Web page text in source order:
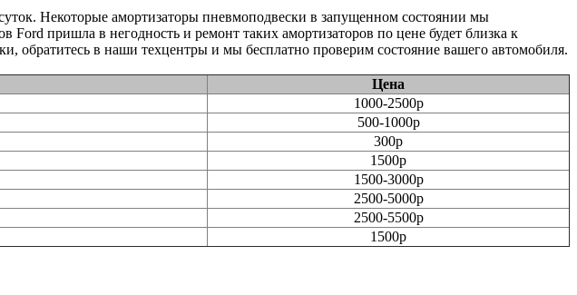
Некоторые амортизаторы пневмоподвески в запущенном состоянии мы
пришла в негодность и ремонт таких амортизаторов по цене будет близка к
обратитесь в наши техцентры и мы бесплатно проверим состояние вашего автомобиля.
Цена
1000-2500р
500-1000р
300р
1500р
1500-3000р
2500-5000р
2500-5500р
1500р